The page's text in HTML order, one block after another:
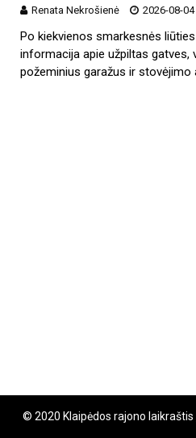
Renata Nekrošienė 2026-08-04
Po kiekvienos smarkesnės
informacija apie užpiltas gatves,
požeminius garažus ir stovėjimo
© 2020 Klaipėdos rajono laikraštis